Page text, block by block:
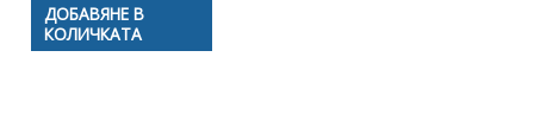
ДОБАВЯНЕ В
КОЛИЧКАТА